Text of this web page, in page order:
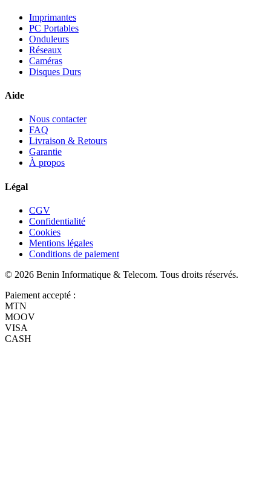
Imprimantes
PC Portables
Onduleurs
Réseaux
Caméras
Disques Durs
Aide
Nous contacter
FAQ
Livraison & Retours
Garantie
À propos
Légal
CGV
Confidentialité
Cookies
Mentions légales
Conditions de paiement
© 2026 Benin Informatique & Telecom. Tous droits réservés.
Paiement accepté :
MTN
MOOV
VISA
CASH